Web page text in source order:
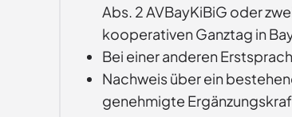
Abs. 2 AVBayKiBiG oder
kooperativen Ganztag in
Bei einer anderen
Nachweis über ein
genehmigte